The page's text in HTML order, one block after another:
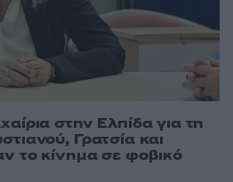
στην Ελπίδα για τη
Γρατσία και
το κίνημα σε φοβικό